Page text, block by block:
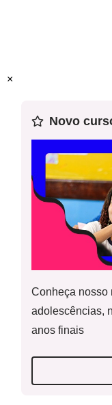
importância dos
Amazonas e do
e nos Andes, entre
relacionados à
×
Novo
Conheça nosso
adolescências,
anos finais